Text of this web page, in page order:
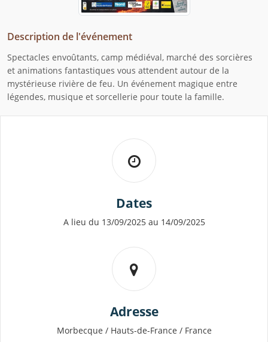
Description de l'événement
Spectacles envoûtants, camp médiéval, marché des sorcières
et animations fantastiques vous attendent autour de la
mystérieuse rivière de feu. Un événement magique entre
légendes, musique et sorcellerie pour toute la famille.
Dates
A lieu du 13/09/2025 au 14/09/2025
Adresse
Morbecque / Hauts-de-France / France